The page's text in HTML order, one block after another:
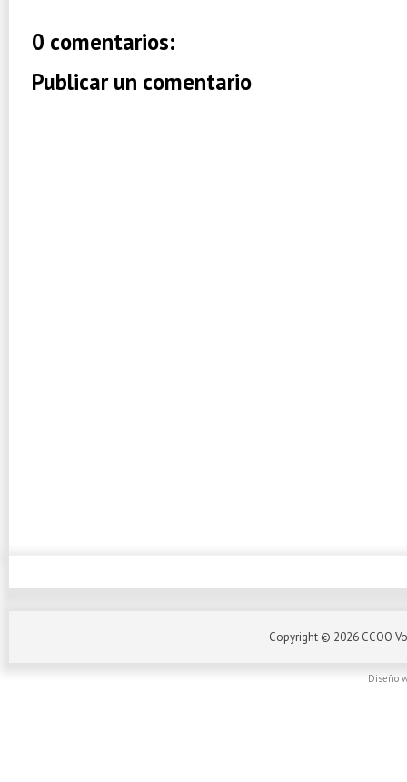
0 comentarios:
Publicar un comentario
Copyright © 2026 CCOO
Diseño